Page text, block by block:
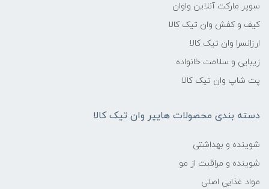
سوپر مارکت آنلاین واوان
کیف و کفش وان تیک کالا
ارزانسرا وان تیک کالا
زیبایی و سلامت خانواده
پت شاپ وان تیک کالا
دسته بندی محصولات هایپر وان تیک کالا
شوینده و بهداشتی
شوینده و مراقبت از مو
مواد غذایی اصلی